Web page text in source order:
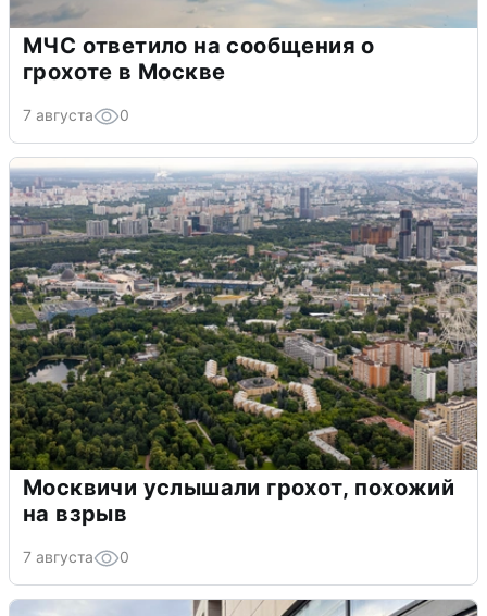
МЧС ответило на сообщения о
грохоте в Москве
7 августа 0
Москвичи услышали грохот, похожий
на взрыв
7 августа 0